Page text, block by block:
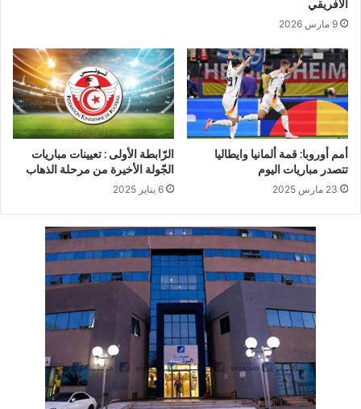
الافريقي
9 مارس 2026
أمم أوروبا: قمة ألمانيا وايطاليا
تتصدر مباريات اليوم
23 مارس 2025
الرّابطة الأولى : تعيينات مباريات
الجّولة الأخيرة من مرحلة الذهاب
6 يناير 2025